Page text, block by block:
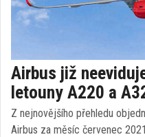
Airbus již
letouny A220 a
Z nejnovějšího přehledu
Airbus za měsíc červenec